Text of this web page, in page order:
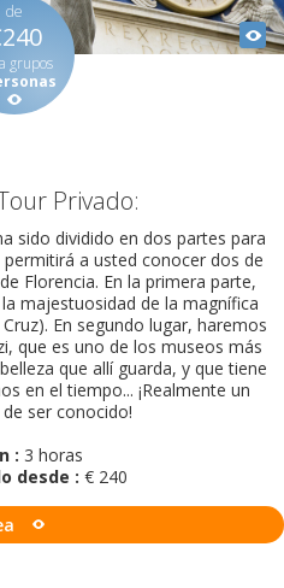
de
grupos
Privado:
sido dividido en dos partes para
a usted conocer dos de
Florencia. En la primera parte,
majestuosidad de la magnífica
En segundo lugar, haremos
que es uno de los museos más
que allí guarda, y que tiene
en el tiempo... ¡Realmente un
ser conocido!
: 3 horas
desde : € 240